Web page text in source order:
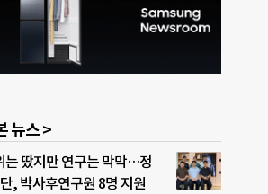
뉴스 >
는 땄지만 연구는 막막…정
, 박사후연구원 8명 지원